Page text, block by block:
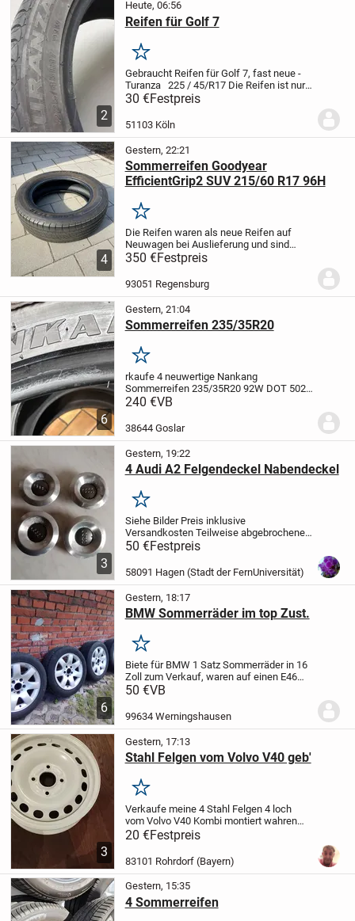
2
Heute, 06:56
Reifen für Golf 7
Merken
Gebraucht Reifen für Golf 7, fast neue -
Turanza 225 / 45/R17 Die Reifen ist nur
für ca. 4 Monaten gebraucht worden
(NUR ABHOLEN UND IN BAR
BEZAHLEN)
30 €Festpreis
51103 Köln
4
Gestern, 22:21
Sommerreifen Goodyear
EfficientGrip2 SUV 215/60 R17 96H
Merken
Die Reifen waren als neue Reifen auf
Neuwagen bei Auslieferung und sind
maximal 2 Monate gefahren worden und
maximal 1000 km gefahren.
im Herbst auf Ganzjahresreifen
gewechselt.
Wichtig:...
350 €Festpreis
93051 Regensburg
6
Gestern, 21:04
Sommerreifen 235/35R20
Merken
rkaufe 4 neuwertige Nankang
Sommerreifen235/35R20 92WDOT 5024
Profil 8mm
240 €VB
38644 Goslar
3
Gestern, 19:22
4 Audi A2 Felgendeckel Nabendeckel
Merken
Siehe Bilder Preis inklusive
Versandkosten Teilweise abgebrochene
StegePrivatverkauf
Keine Garantie
50 €Festpreis
58091 Hagen (Stadt der FernUniversität)
6
Gestern, 18:17
BMW Sommerräder im top Zust.
Merken
Biete für BMW 1 Satz Sommerräder in 16
Zoll zum Verkauf, waren auf einen E46
montiert, sind in einem sehr guten
gelagert. Tel.036376/53108
50 €VB
99634 Werningshausen
3
Gestern, 17:13
Stahl Felgen vom Volvo V40 geb'
Merken
Verkaufe meine 4 Stahl Felgen 4 loch
vom Volvo V40 Kombi montiert wahren
Winter Reifen 185/65/R15.
Sandgestrahlt und mit 2K EP
weis Std.alle 420€ Interesse bitte melden
die passen...
20 €Festpreis
83101 Rohrdorf (Bayern)
Gestern, 15:35
4 Sommerreifen